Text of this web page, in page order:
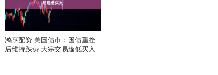
鸿亨配资 美国债市：国债重挫
后维持跌势 大宗交易逢低买入